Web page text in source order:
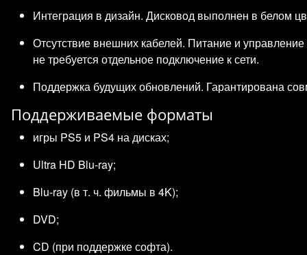
Интеграция в дизайн. Дисковод выполнен в белом
Отсутствие внешних кабелей. Питание и
не требуется отдельное подключение к сети.
Поддержка будущих обновлений. Гарантирована
Поддерживаемые форматы
игры PS5 и PS4 на дисках;
Ultra HD Blu‑ray;
Blu‑ray (в т. ч. фильмы в 4K);
DVD;
CD (при поддержке софта).